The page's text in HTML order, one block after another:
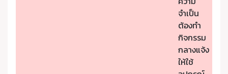
จำเป็น
ต้องทำ
กิจกรรม
กลางแจ้ง
ให้ใช้